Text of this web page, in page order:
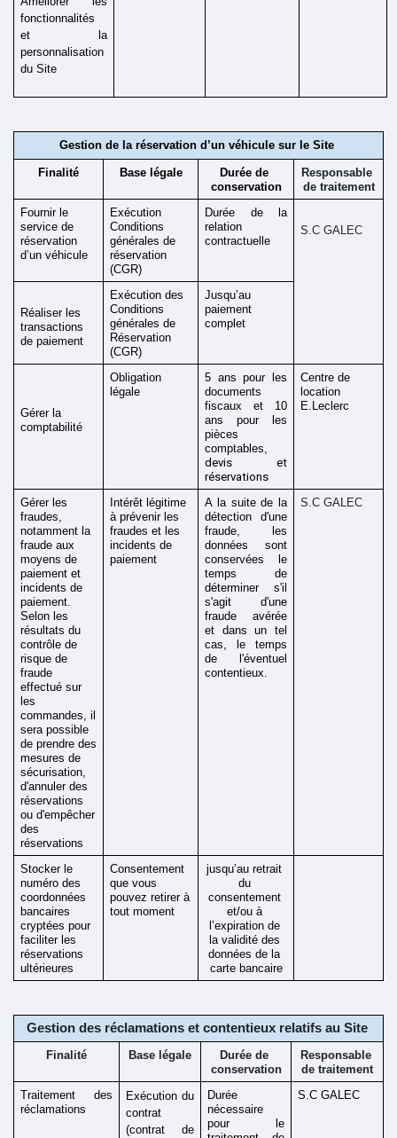
fonctionnalités
et la
personnalisation
du Site
Gestion de la réservation d’un véhicule sur le Site
Finalité Base légale
Durée de
conservation
Responsable
de traitement
Fournir le
service de
réservation
d’un véhicule
Exécution
Conditions
générales de
réservation
(CGR)
Durée de la
relation
contractuelle
S.C GALEC
Réaliser les
transactions
de paiement
Exécution des
Conditions
générales de
Réservation
(CGR)
Jusqu’au
paiement
complet
Gérer la
comptabilité
Obligation
légale
5 ans pour les
documents
fiscaux et 10
ans pour les
pièces
devis et
réservations
Centre de
location
E.Leclerc
Gérer les
fraudes,
notamment la
fraude aux
moyens de
paiement et
incidents de
paiement.
Selon les
résultats du
contrôle de
risque de
fraude
effectué sur
les
commandes, il
sera possible
de prendre des
mesures de
sécurisation,
d'annuler des
réservations
ou d'empêcher
des
réservations
Intérêt légitime
à prévenir les
fraudes et les
incidents de
paiement
A la suite de la
détection d'une
fraude, les
données sont
conservées le
temps de
déterminer s'il
s'agit d'une
fraude avérée
et dans un tel
cas, le temps
de l'éventuel
contentieux.
S.C GALEC
Stocker le
numéro des
coordonnées
bancaires
cryptées pour
faciliter les
réservations
ultérieures
Consentement
que vous
pouvez retirer à
tout moment
jusqu’au retrait
du
consentement
et/ou à
l’expiration de
la validité des
données de la
carte bancaire
Gestion des réclamations et contentieux relatifs au Site
Finalité Base légale
Durée de
conservation
Responsable
de traitement
Traitement des
réclamations
Exécution du
contrat
(contrat de
Durée
nécessaire
pour le
S.C GALEC